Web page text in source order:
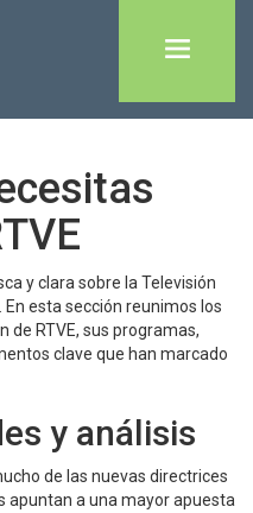
y clara sobre la Televisión
esta sección reunimos los
de RTVE, sus programas,
clave que han marcado
y análisis
de las nuevas directrices
apuntan a una mayor apuesta